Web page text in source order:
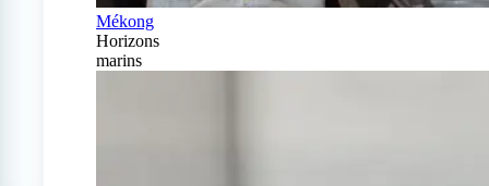
Mékong
Horizons
marins